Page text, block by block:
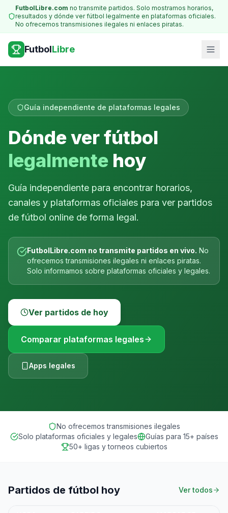
FutbolLibre.com no transmite partidos. Solo mostramos horarios,
resultados y dónde ver fútbol legalmente en plataformas oficiales.
No ofrecemos transmisiones ilegales ni enlaces piratas.
FutbolLibre
Guía independiente de plataformas legales
Dónde ver fútbol
legalmente hoy
Guía independiente para encontrar horarios,
canales y plataformas oficiales para ver partidos
de fútbol online de forma legal.
FutbolLibre.com no transmite partidos en vivo. No
ofrecemos transmisiones ilegales ni enlaces piratas.
Solo informamos sobre plataformas oficiales y legales.
Ver partidos de hoy
Comparar plataformas legales
Apps legales
No ofrecemos transmisiones ilegales
Solo plataformas oficiales y legales
Guías para 15+ países
50+ ligas y torneos cubiertos
Partidos de fútbol hoy Ver todos